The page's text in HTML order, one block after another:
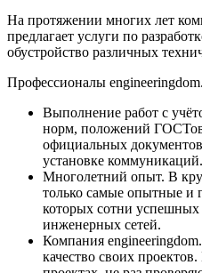
На протяжении многих лет
предлагает услуги по
обустройство различных
Профессионалы
Выполнение работ с
норм, положений
официальных
установке коммуникаций.
Многолетний опыт. В
только самые опытные и
которых сотни успешных
инженерных сетей.
Компания
качество своих